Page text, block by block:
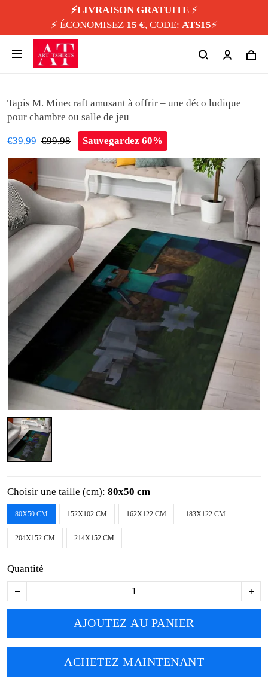
⚡️LIVRAISON GRATUITE⚡️
⚡️ ÉCONOMISEZ 15 €, CODE: ATS15⚡️
Tapis M. Minecraft amusant à offrir – une déco ludique
pour chambre ou salle de jeu
€39,99 €99,98 Sauvegardez 60%
Choisir une taille (cm): 80x50 cm
80X50 CM 152X102 CM 162X122 CM 183X122 CM
204X152 CM 214X152 CM
Quantité
AJOUTEZ AU PANIER
ACHETEZ MAINTENANT